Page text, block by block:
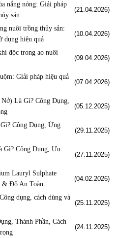
nắng nóng: Giải pháp
sản
(21.04.2026)
nuôi trồng thủy sản:
dụng hiệu quả
(10.04.2026)
độc trong ao nuôi
(09.04.2026)
Giải pháp hiệu quả
(07.04.2026)
Là Gì? Công Dụng,
(05.12.2025)
Công Dụng, Ứng
(29.11.2025)
Gì? Công Dụng, Ưu
(27.11.2025)
Lauryl Sulphate
& Độ An Toàn
(04.02.2026)
dụng, cách dùng và
(25.11.2025)
Thành Phần, Cách
(24.11.2025)